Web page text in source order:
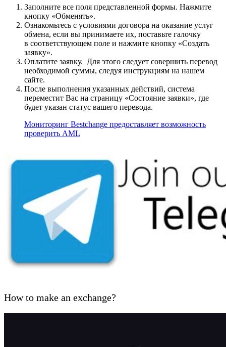
Заполните все поля представленной формы. Нажмите
кнопку «Обменять».
Ознакомьтесь с условиями договора на оказание услуг
обмена, если вы принимаете их, поставьте галочку
в соответствующем поле и нажмите кнопку «Создать
заявку».
Оплатите заявку. Для этого следует совершить перевод
необходимой суммы, следуя инструкциям на нашем
сайте.
После выполнения указанных действий, система
переместит Вас на страницу «Состояние заявки», где
будет указан статус вашего перевода.
Мониторинг Bestchange предоставляет возможность
проверить AML
How to make an exchange?